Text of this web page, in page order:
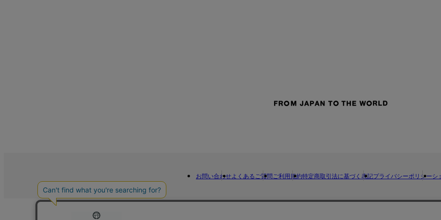
お問い合わせよくあるご質問ご利用規約特定商取引法に基づく表記プライバシーポリシーシ